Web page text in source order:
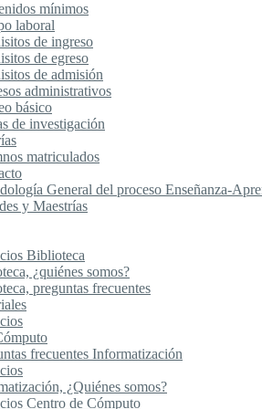
mínimos
laboral
de ingreso
de egreso
de admisión
administrativos
básico
de investigación
matriculados
General del proceso Enseñanza-
y Maestrías
Biblioteca
¿quiénes somos?
preguntas frecuentes
frecuentes Informatización
¿Quiénes somos?
Centro de Cómputo